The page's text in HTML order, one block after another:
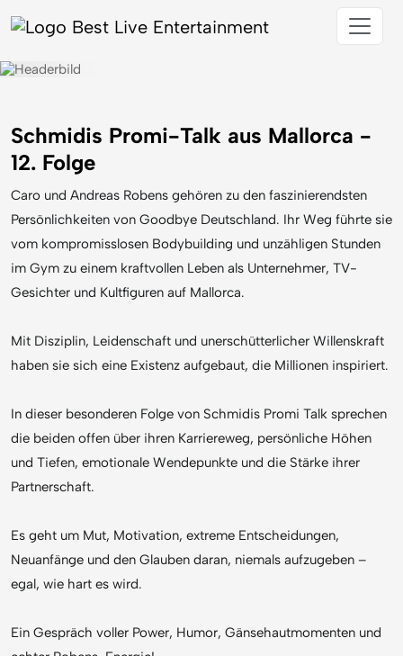
Schmidis Promi-Talk aus Mallorca -
12. Folge
Caro und Andreas Robens gehören zu den faszinierendsten
Persönlichkeiten von Goodbye Deutschland. Ihr Weg führte sie
vom kompromisslosen Bodybuilding und unzähligen Stunden
im Gym zu einem kraftvollen Leben als Unternehmer, TV-
Gesichter und Kultfiguren auf Mallorca.
Mit Disziplin, Leidenschaft und unerschütterlicher Willenskraft
haben sie sich eine Existenz aufgebaut, die Millionen inspiriert.
In dieser besonderen Folge von Schmidis Promi Talk sprechen
die beiden offen über ihren Karriereweg, persönliche Höhen
und Tiefen, emotionale Wendepunkte und die Stärke ihrer
Partnerschaft.
Es geht um Mut, Motivation, extreme Entscheidungen,
Neuanfänge und den Glauben daran, niemals aufzugeben –
egal, wie hart es wird.
Ein Gespräch voller Power, Humor, Gänsehautmomenten und